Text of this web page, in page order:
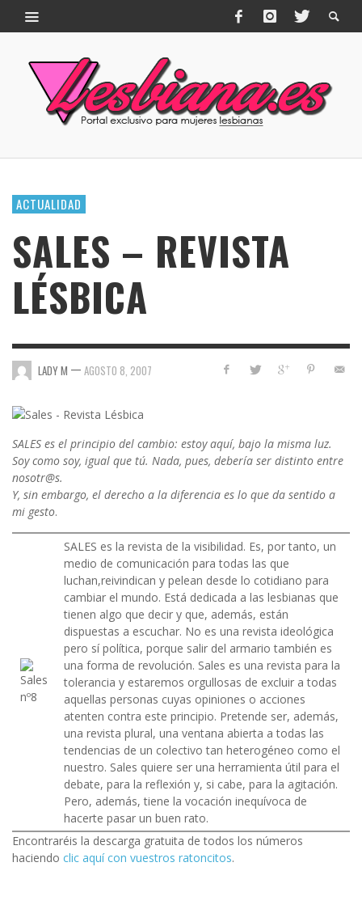
ACTUALIDAD
SALES – REVISTA
LÉSBICA
LADY M — AGOSTO 8, 2007
SALES es el principio del cambio: estoy aquí, bajo la misma luz.
Soy como soy, igual que tú. Nada, pues, debería ser distinto entre
nosotr@s.
Y, sin embargo, el derecho a la diferencia es lo que da sentido a
mi gesto.
SALES es la revista de la visibilidad. Es, por tanto, un
medio de comunicación para todas las que
luchan,reivindican y pelean desde lo cotidiano para
cambiar el mundo. Está dedicada a las lesbianas que
tienen algo que decir y que, además, están
dispuestas a escuchar. No es una revista ideológica
pero sí política, porque salir del armario también es
una forma de revolución. Sales es una revista para la
tolerancia y estaremos orgullosas de excluir a todas
aquellas personas cuyas opiniones o acciones
atenten contra este principio. Pretende ser, además,
una revista plural, una ventana abierta a todas las
tendencias de un colectivo tan heterogéneo como el
nuestro. Sales quiere ser una herramienta útil para el
debate, para la reflexión y, si cabe, para la agitación.
Pero, además, tiene la vocación inequívoca de
hacerte pasar un buen rato.
Encontraréis la descarga gratuita de todos los números
haciendo clic aquí con vuestros ratoncitos.